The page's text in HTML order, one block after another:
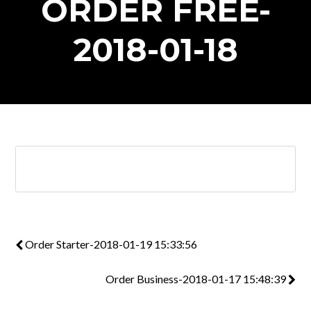
ORDER FREE-
2018-01-18
Order Starter-2018-01-19 15:33:56
Order Business-2018-01-17 15:48:39